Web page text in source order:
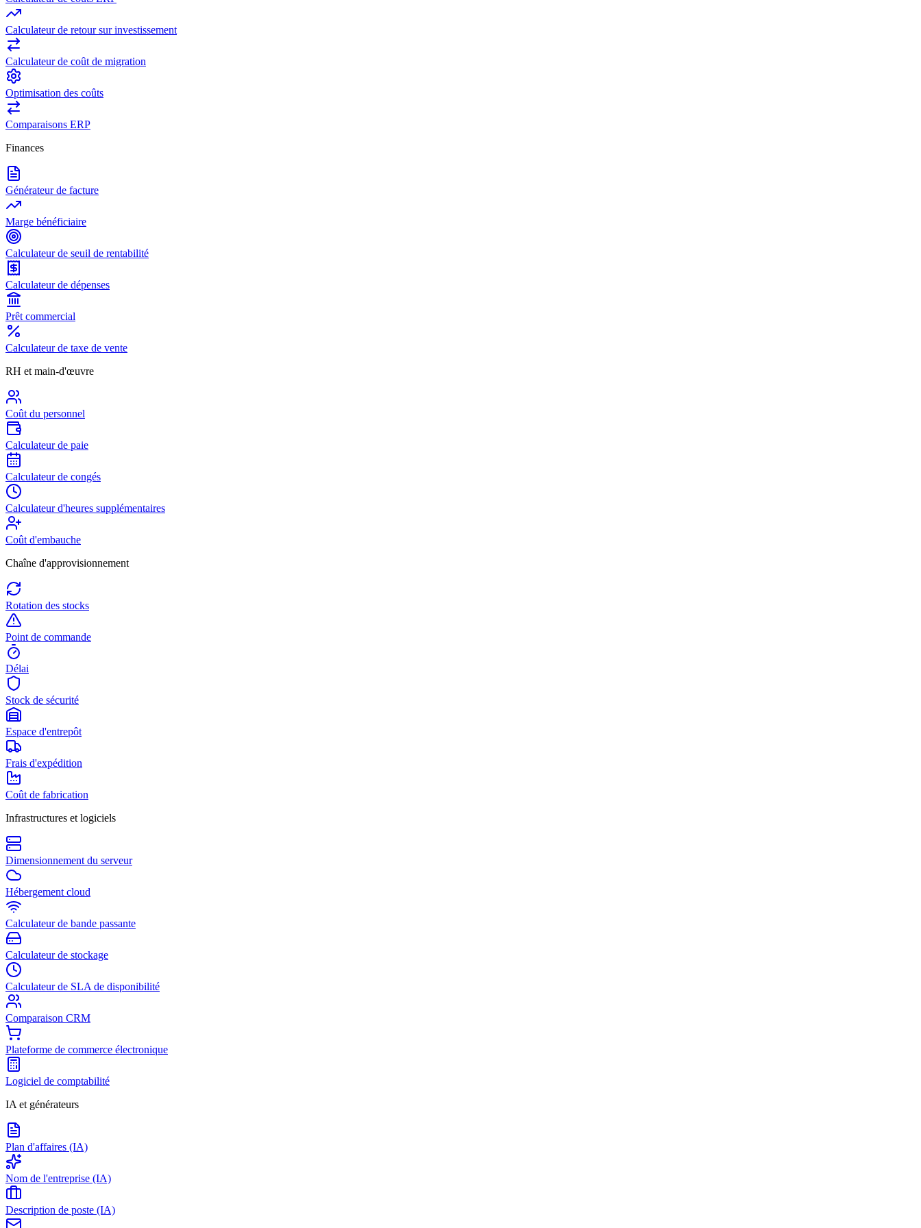
Calculateur de retour sur investissement
Calculateur de coût de migration
Optimisation des coûts
Comparaisons ERP
Finances
Générateur de facture
Marge bénéficiaire
Calculateur de seuil de rentabilité
Calculateur de dépenses
Prêt commercial
Calculateur de taxe de vente
RH et main-d'œuvre
Coût du personnel
Calculateur de paie
Calculateur de congés
Calculateur d'heures supplémentaires
Coût d'embauche
Chaîne d'approvisionnement
Rotation des stocks
Point de commande
Délai
Stock de sécurité
Espace d'entrepôt
Frais d'expédition
Coût de fabrication
Infrastructures et logiciels
Dimensionnement du serveur
Hébergement cloud
Calculateur de bande passante
Calculateur de stockage
Calculateur de SLA de disponibilité
Comparaison CRM
Plateforme de commerce électronique
Logiciel de comptabilité
IA et générateurs
Plan d'affaires (IA)
Nom de l'entreprise (IA)
Description de poste (IA)